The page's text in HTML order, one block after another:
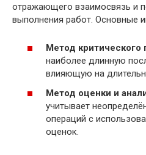
отражающего взаимосвязь и
выполнения работ. Основные
Метод критического
наиболее длинную
влияющую на
Метод оценки и
учитывает
операций с
оценок.